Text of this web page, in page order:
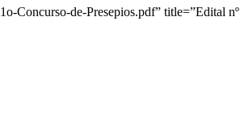
Concurso-de-Presepios.pdf” title=”Edital nº